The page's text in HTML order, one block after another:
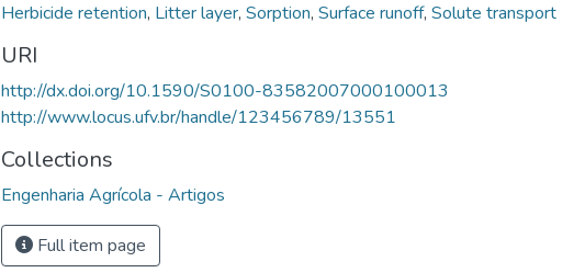
Herbicide retention, Litter layer, Sorption, Surface runoff, Solute transport
URI
http://dx.doi.org/10.1590/S0100-83582007000100013
http://www.locus.ufv.br/handle/123456789/13551
Collections
Engenharia Agrícola - Artigos
Full item page